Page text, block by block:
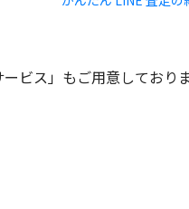
ビス」もご用意しており